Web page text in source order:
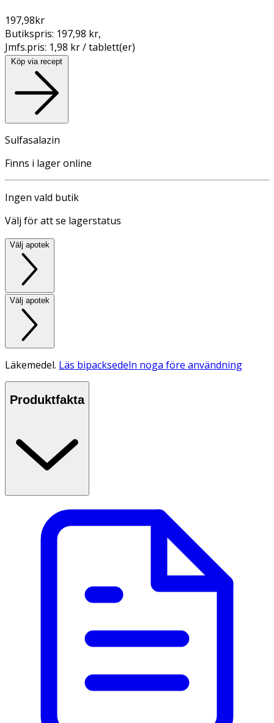
197,98kr
Butikspris: 197,98 kr,
Jmfs.pris: 1,98 kr / tablett(er)
Köp via recept
Sulfasalazin
Finns i lager online
Ingen vald butik
Välj för att se lagerstatus
Välj apotek
Välj apotek
Läkemedel. Läs bipacksedeln noga före användning
Produktfakta